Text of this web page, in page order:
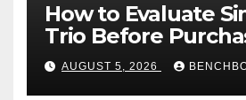
How to Evaluate
Trio Before
AUGUST 5, 2026